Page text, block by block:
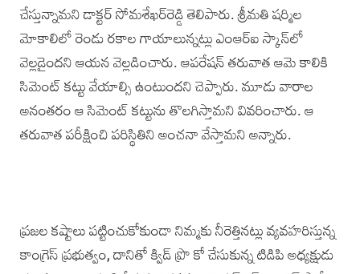
చేస్తున్నామని డాక్టర్‌ సోమశేఖర్‌రెడ్డి తెలిపారు. శ్రీమతి షర్మిల
మోకాలిలో రెండు రకాల గాయాలున్నట్లు ఎంఆర్‌ఐ స్కాన్‌లో
వెల్లడైందని ఆయన వెల్లడించారు. ఆపరేషన్‌ తరువాత ఆమె కాలికి
సిమెంట్‌ కట్టు వేయాల్సి ఉంటుందని చెప్పారు. మూడు వారాల
అనంతరం ఆ సిమెంట్‌ కట్టును తొలగిస్తామని వివరించారు. ఆ
తరువాత పరీక్షించి పరిస్థితిని అంచనా వేస్తామని అన్నారు.
ప్రజల కష్టాలు పట్టించుకోకుండా నిమ్మకు నీరెత్తినట్లు వ్యవహరిస్తున్న
కాంగ్రెస్‌ ప్రభుత్వం, దానితో క్విడ్‌ ప్రొ కో చేసుకున్న టిడిపి అధ్యక్షుడు